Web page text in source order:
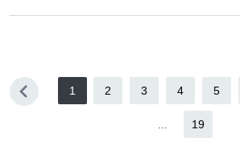
1 2 3 4 5
19